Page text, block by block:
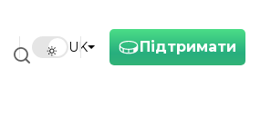
Підтримати
UK